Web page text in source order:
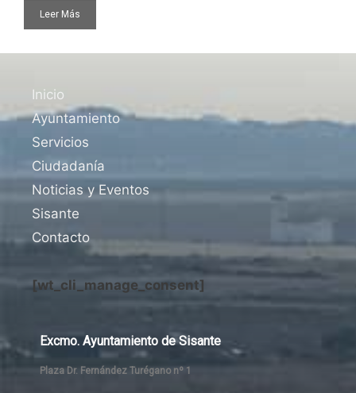
Leer Más
Inicio
Ayuntamiento
Servicios
Ciudadanía
Noticias y Eventos
Sisante
Contacto
[wt_cli_manage_consent]
Excmo. Ayuntamiento de Sisante
Plaza Dr. Fernández Turégano nº 1